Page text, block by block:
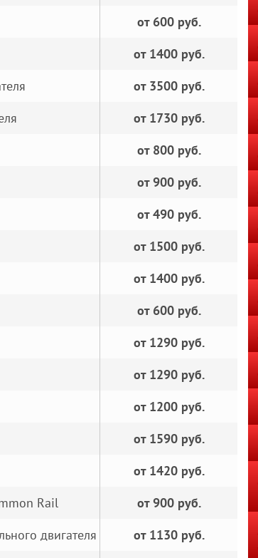
от 600 руб.
от 1400 руб.
от 3500 руб.
от 1730 руб.
от 800 руб.
от 900 руб.
от 490 руб.
от 1500 руб.
от 1400 руб.
от 600 руб.
от 1290 руб.
от 1290 руб.
от 1200 руб.
от 1590 руб.
от 1420 руб.
Rail
от 900 руб.
двигателя
от 1130 руб.